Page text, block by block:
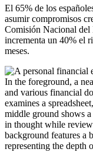
El 65% de los
asumir compromisos
Comisión Nacional del
incrementa un 40% el
meses.